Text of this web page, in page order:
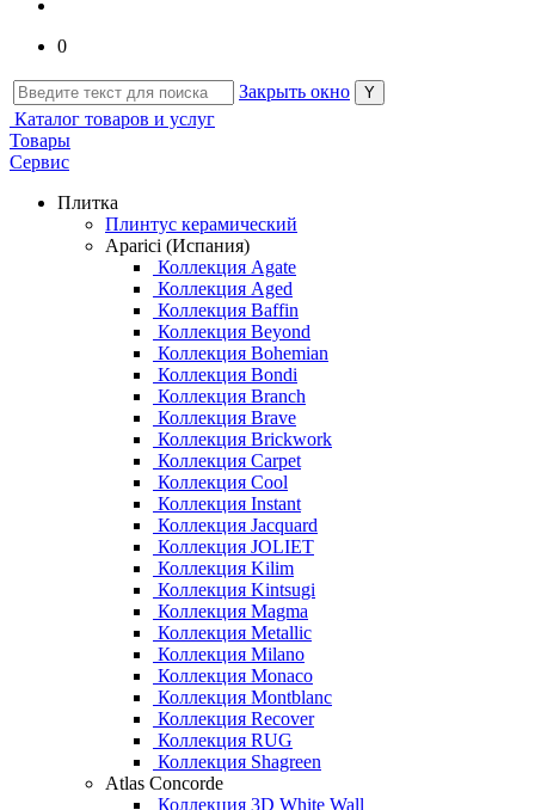
0
Закрыть окно
Каталог товаров и услуг
Товары
Сервис
Плитка
Плинтус керамический
Aparici (Испания)
Коллекция Agate
Коллекция Aged
Коллекция Baffin
Коллекция Beyond
Коллекция Bohemian
Коллекция Bondi
Коллекция Branch
Коллекция Brave
Коллекция Brickwork
Коллекция Carpet
Коллекция Cool
Коллекция Instant
Коллекция Jacquard
Коллекция JOLIET
Коллекция Kilim
Коллекция Kintsugi
Коллекция Magma
Коллекция Metallic
Коллекция Milano
Коллекция Monaco
Коллекция Montblanc
Коллекция Recover
Коллекция RUG
Коллекция Shagreen
Atlas Concorde
Коллекция 3D White Wall